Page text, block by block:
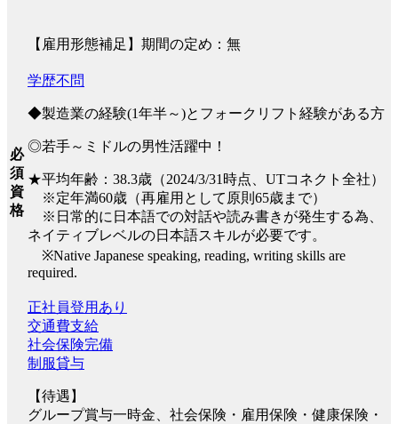
【雇用形態補足】期間の定め：無
必
須
資
格
学歴不問
◆製造業の経験(1年半～)とフォークリフト経験がある方
◎若手～ミドルの男性活躍中！
★平均年齢：38.3歳（2024/3/31時点、UTコネクト全社）
※定年満60歳（再雇用として原則65歳まで）
※日常的に日本語での対話や読み書きが発生する為、
ネイティブレベルの日本語スキルが必要です。
※Native Japanese speaking, reading, writing skills are
required.
正社員登用あり
交通費支給
社会保険完備
制服貸与
【待遇】
グループ賞与一時金、社会保険・雇用保険・健康保険・